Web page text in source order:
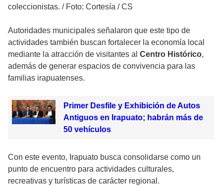
coleccionistas. / Foto: Cortesía / CS
Autoridades municipales señalaron que este tipo de
actividades también buscan fortalecer la economía local
mediante la atracción de visitantes al Centro Histórico,
además de generar espacios de convivencia para las
familias irapuatenses.
Primer Desfile y Exhibición de Autos
Antiguos en Irapuato; habrán más de
50 vehículos
Con este evento, Irapuato busca consolidarse como un
punto de encuentro para actividades culturales,
recreativas y turísticas de carácter regional.